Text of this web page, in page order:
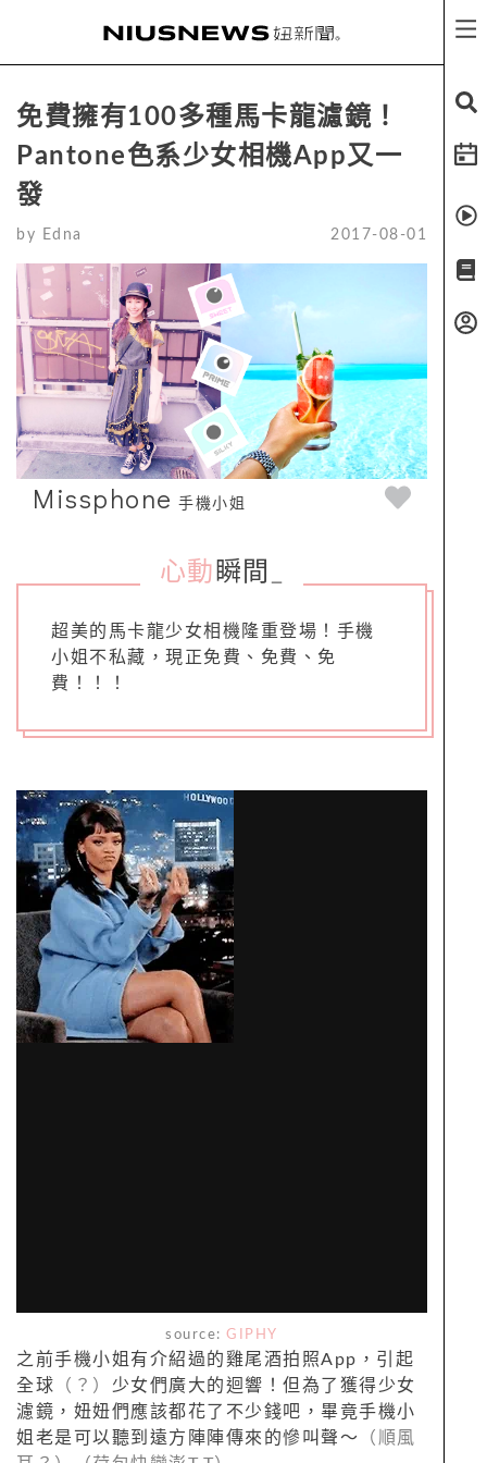
免費擁有100多種馬卡龍濾鏡！
Pantone色系少女相機App又一
發
by Edna 2017-08-01
Missphone 手機小姐
心動 瞬間
超美的馬卡龍少女相機隆重登場！手機
小姐不私藏，現正免費、免費、免
費！！！
source: GIPHY
之前手機小姐有介紹過的雞尾酒拍照App，引起
全球 （？） 少女們廣大的迴響！但為了獲得少女
濾鏡，妞妞們應該都花了不少錢吧，畢竟手機小
姐老是可以聽到遠方陣陣傳來的慘叫聲～
（順風